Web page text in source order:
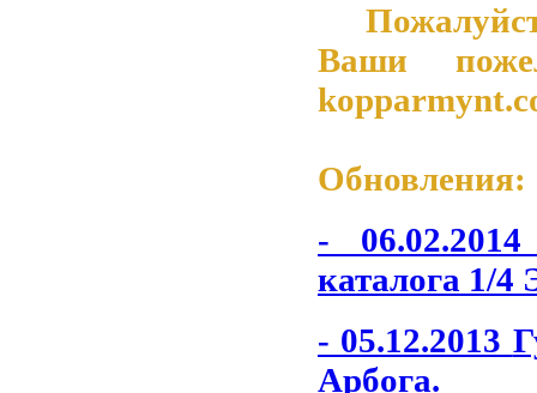
Ваши
Обновления:
-
каталога 1/4
- 05.12.2013
Арбога.